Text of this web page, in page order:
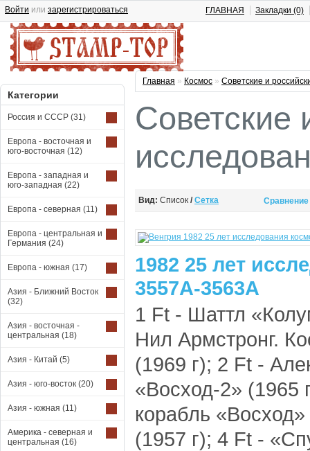
Войти или зарегистрироваться ГЛАВНАЯ Закладки (0)
Категории
Россия и СССР (31)
Европа - восточная и
юго-восточная (12)
Европа - западная и
юго-западная (22)
Европа - северная (11)
Европа - центральная и
Германия (24)
Европа - южная (17)
Азия - Ближний Восток
(32)
Азия - восточная -
центральная (18)
Азия - Китай (5)
Азия - юго-восток (20)
Азия - южная (11)
Америка - северная и
центральная (16)
Главная » Космос » Советские и
Советские
Вид: Список / Сетка Сравнение
1982 25 лет
3557A-3563A
1 Ft - Шаттл
Нил Армстронг.
(1969 г); 2 Ft -
«Восход-2» (1965
корабль
(1957 г); 4 Ft -